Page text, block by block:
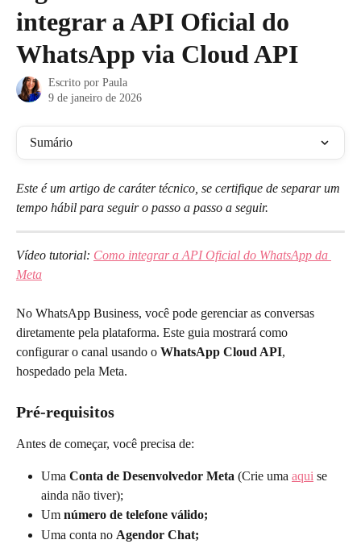
integrar a API Oficial do
WhatsApp via Cloud API
Escrito por Paula
9 de janeiro de 2026
Sumário
Este é um artigo de caráter técnico, se certifique de separar um
tempo hábil para seguir o passo a passo a seguir.
Vídeo tutorial: Como integrar a API Oficial do WhatsApp da
Meta
No WhatsApp Business, você pode gerenciar as conversas
diretamente pela plataforma. Este guia mostrará como
configurar o canal usando o WhatsApp Cloud API,
hospedado pela Meta.
Pré-requisitos
Antes de começar, você precisa de:
Uma Conta de Desenvolvedor Meta (Crie uma aqui se
ainda não tiver);
Um número de telefone válido;
Uma conta no Agendor Chat;